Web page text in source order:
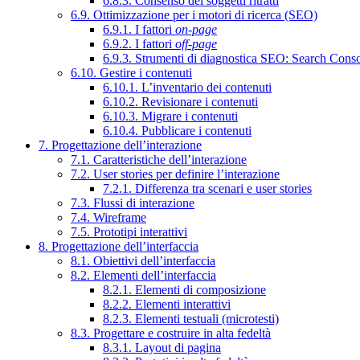
6.9. Ottimizzazione per i motori di ricerca (SEO)
6.9.1. I fattori on-page
6.9.2. I fattori off-page
6.9.3. Strumenti di diagnostica SEO: Search
6.10. Gestire i contenuti
6.10.1. L’inventario dei contenuti
6.10.2. Revisionare i contenuti
6.10.3. Migrare i contenuti
6.10.4. Pubblicare i contenuti
7. Progettazione dell’interazione
7.1. Caratteristiche dell’interazione
7.2. User stories per definire l’interazione
7.2.1. Differenza tra scenari e user stories
7.3. Flussi di interazione
7.4. Wireframe
7.5. Prototipi interattivi
8. Progettazione dell’interfaccia
8.1. Obiettivi dell’interfaccia
8.2. Elementi dell’interfaccia
8.2.1. Elementi di composizione
8.2.2. Elementi interattivi
8.2.3. Elementi testuali (microtesti)
8.3. Progettare e costruire in alta fedeltà
8.3.1. Layout di pagina